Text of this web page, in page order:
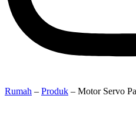
Rumah – Produk – Motor Servo